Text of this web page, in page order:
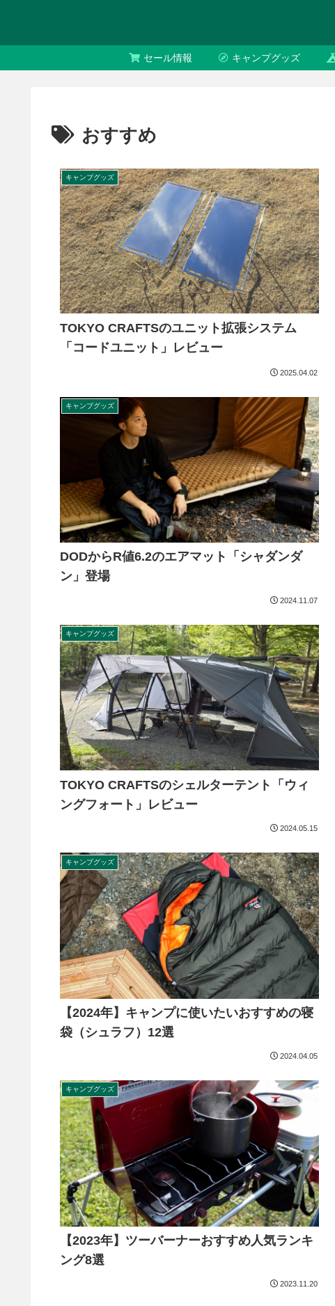
セール情報 キャンプグッズ
おすすめ
キャンプグッズ
TOKYO CRAFTSのユニット拡張システム
「コードユニット」レビュー
2025.04.02
キャンプグッズ
DODからR値6.2のエアマット「シャダンダ
ン」登場
2024.11.07
キャンプグッズ
TOKYO CRAFTSのシェルターテント「ウィ
ングフォート」レビュー
2024.05.15
キャンプグッズ
【2024年】キャンプに使いたいおすすめの寝
袋（シュラフ）12選
2024.04.05
キャンプグッズ
【2023年】ツーバーナーおすすめ人気ランキ
ング8選
2023.11.20